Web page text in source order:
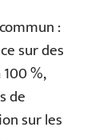
:
sur des
%,
de
sur les